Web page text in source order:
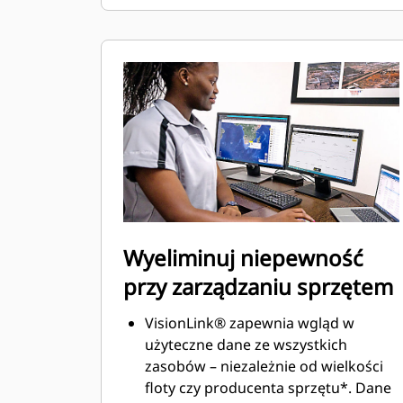
wykorzystać każdą sekundę zmiany.
Dodanie możliwości wprowadzania
złączy i osprzętu do systemu
sprawia, że konfigurowanie
kombinacji osprzętu roboczego jest
bardzo wydajne, co znacznie skraca
czas kalibracji. Eliminuje również
konieczność ponownego mierzenia
podczas wymiany osprzętu
osobie sprawdzanie i regulację
zużycia łyżki.
Wyeliminuj niepewność
przy zarządzaniu sprzętem
VisionLink® zapewnia wgląd w
użyteczne dane ze wszystkich
zasobów – niezależnie od wielkości
floty czy producenta sprzętu*. Dane